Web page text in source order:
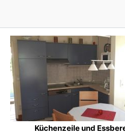
Küchenzeile und